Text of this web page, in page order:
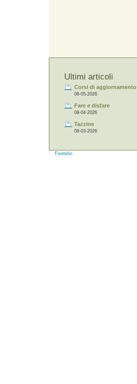
Ultimi articoli
Corsi di aggiornamento
08-05-2026
Fare e disfare
08-04-2026
Tazzine
08-03-2026
Fastidio